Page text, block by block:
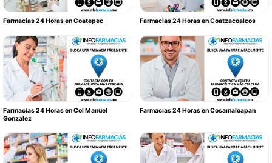
Farmacias 24 Horas en Coatepec Farmacias 24 Horas en Coatzacoalcos
Farmacias 24 Horas en Col Manuel
González
Farmacias 24 Horas en Cosamaloapan